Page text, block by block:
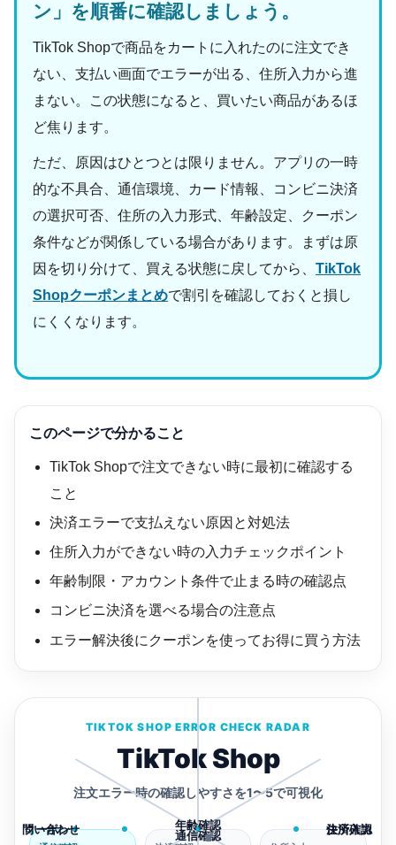
ン」を順番に確認しましょう。
TikTok Shopで商品をカートに入れたのに注文でき
ない、支払い画面でエラーが出る、住所入力から進
まない。この状態になると、買いたい商品があるほ
ど焦ります。
ただ、原因はひとつとは限りません。アプリの一時
的な不具合、通信環境、カード情報、コンビニ決済
の選択可否、住所の入力形式、年齢設定、クーポン
条件などが関係している場合があります。まずは原
因を切り分けて、買える状態に戻してから、 TikTok
Shopクーポンまとめで割引を確認しておくと損し
にくくなります。
このページで分かること
TikTok Shopで注文できない時に最初に確認する
こと
決済エラーで支払えない原因と対処法
住所入力ができない時の入力チェックポイント
年齢制限・アカウント条件で止まる時の確認点
コンビニ決済を選べる場合の注意点
エラー解決後にクーポンを使ってお得に買う方法
TIKTOK SHOP ERROR CHECK RADAR
TikTok Shop
注文エラー時の確認しやすさを1〜5で可視化
通信確認 決済確認
住所入力
年齢確認
問い合わせ
クーポン
1
2
3
4
5